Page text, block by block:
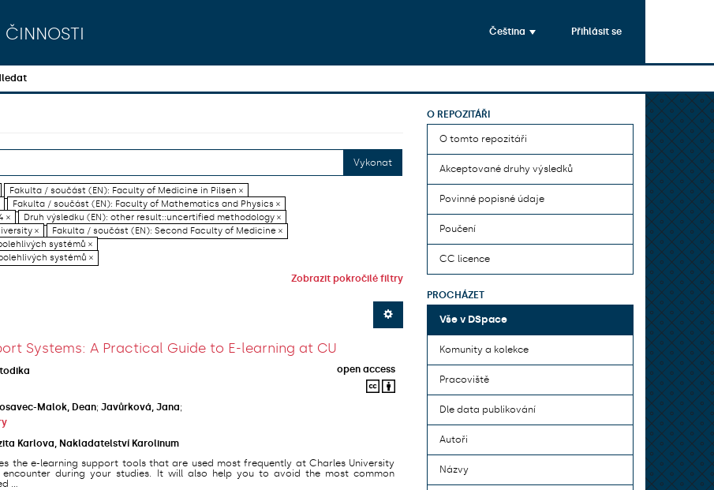
činnosti Čeština Přihlásit se
Vykonat
Fakulta / součást (EN): Faculty of Medicine in Pilsen ×
Fakulta / součást (EN): Faculty of Mathematics and Physics ×
×
Druh výsledku (EN): other result::uncertified methodology ×
×
Fakulta / součást (EN): Second Faculty of Medicine ×
systémů ×
systémů ×
Zobrazit pokročilé filtry
Systems: A Practical Guide to E-learning at CU
open access
Malok, Dean; Javůrková, Jana;
Karlova, Nakladatelství Karolinum
the e-learning support tools that are used most frequently at Charles University
during your studies. It will also help you to avoid the most common
...
O REPOZITÁŘI
O tomto repozitáři
Akceptované druhy výsledků
Povinné popisné údaje
Poučení
CC licence
PROCHÁZET
Vše v DSpace
Komunity a kolekce
Pracoviště
Dle data publikování
Autoři
Názvy